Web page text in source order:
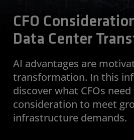
CFO
Data Center
AI advantages are
transformation. In this
discover what CFOs
consideration to meet
infrastructure demands.